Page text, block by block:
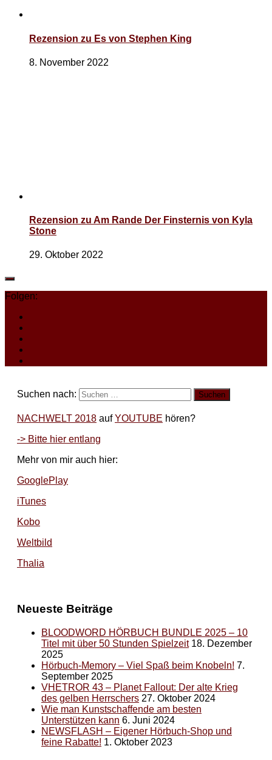
Rezension zu Es von Stephen King
8. November 2022
Rezension zu Am Rande Der Finsternis von Kyla
Stone
29. Oktober 2022
Folgen:
Suchen nach:
NACHWELT 2018 aufYOUTUBE hören?
-> Bitte hier entlang
Mehr von mir auch hier:
GooglePlay
iTunes
Kobo
Weltbild
Thalia
Neueste Beiträge
BLOODWORD HÖRBUCH BUNDLE 2025 – 10
Titel mit über 50 Stunden Spielzeit 18. Dezember
2025
Hörbuch-Memory – Viel Spaß beim Knobeln! 7.
September 2025
VHETROR 43 – Planet Fallout: Der alte Krieg
des gelben Herrschers 27. Oktober 2024
Wie man Kunstschaffende am besten
Unterstützen kann 6. Juni 2024
NEWSFLASH – Eigener Hörbuch-Shop und
feine Rabatte! 1. Oktober 2023